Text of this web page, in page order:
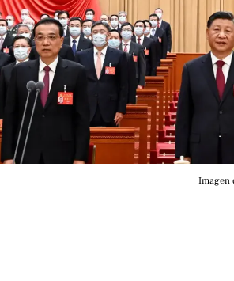
Imagen